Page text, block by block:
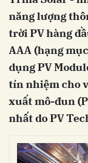
năng lượng
trời PV hàng
AAA (hạng
dụng PV
tín nhiệm cho
xuất mô-đun
nhất do PV